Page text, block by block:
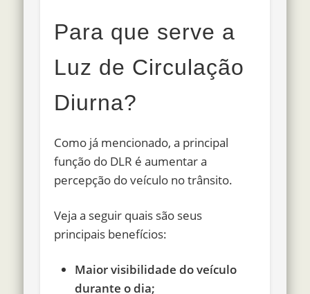
Para que serve a
Luz de Circulação
Diurna?
Como já mencionado, a principal
função do DLR é aumentar a
percepção do veículo no trânsito.
Veja a seguir quais são seus
principais benefícios:
Maior visibilidade do veículo
durante o dia;